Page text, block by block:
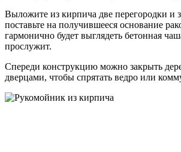
Выложите из кирпича две перегородки и
поставьте на получившееся основание
гармонично будет выглядеть бетонная
прослужит.
Спереди конструкцию можно закрыть
дверцами, чтобы спрятать ведро или